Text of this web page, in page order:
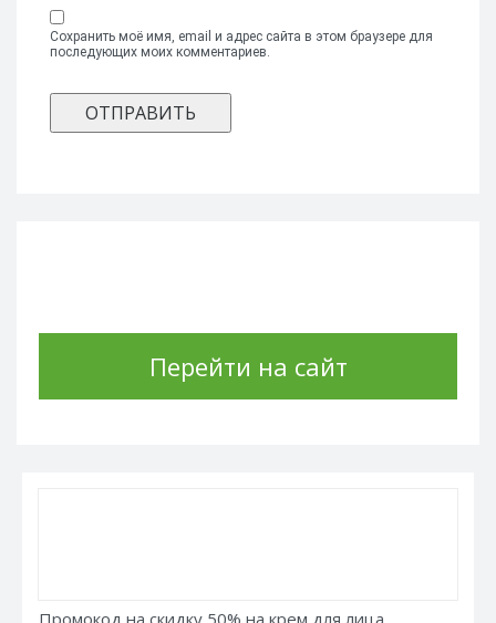
Сохранить моё имя, email и адрес сайта в этом браузере для
последующих моих комментариев.
Перейти на сайт
Промокод на скидку 50% на крем для лица